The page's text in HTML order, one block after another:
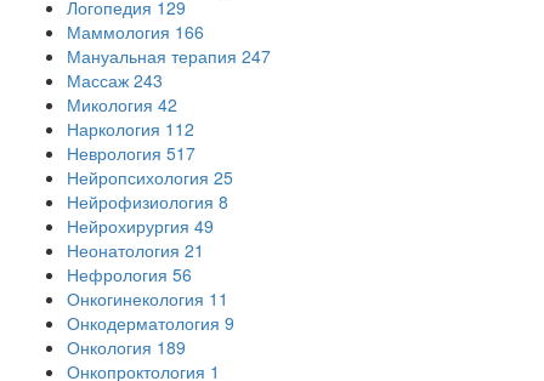
Логопедия 129
Маммология 166
Мануальная терапия 247
Массаж 243
Микология 42
Наркология 112
Неврология 517
Нейропсихология 25
Нейрофизиология 8
Нейрохирургия 49
Неонатология 21
Нефрология 56
Онкогинекология 11
Онкодерматология 9
Онкология 189
Онкопроктология 1